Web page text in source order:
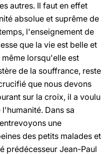
autres. Il faut en effet
absolue et suprême de
l'enseignement de
que la vie est belle et
lorsqu'elle est
de la souffrance, reste
que nous devons
sur la croix, il a voulu
Dans sa
une
des petits malades et
prédécesseur Jean-Paul